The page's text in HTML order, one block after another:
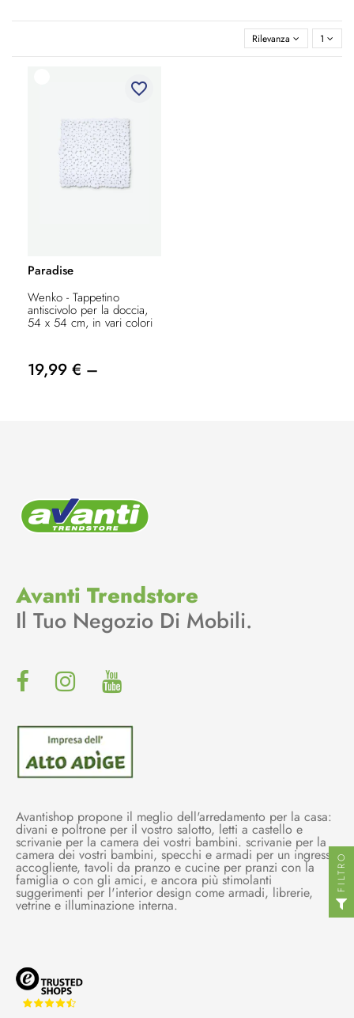
Rilevanza 1
favorite_border
Paradise
Wenko - Tappetino
antiscivolo per la doccia,
54 x 54 cm, in vari colori
19,99 € –
Avanti Trendstore
Il Tuo Negozio Di Mobili.
Avantishop propone il meglio dell'arredamento per la casa:
divani e poltrone per il vostro salotto, letti a castello e
scrivanie per la camera dei vostri bambini. scrivanie per la
camera dei vostri bambini, specchi e armadi per un ingresso
accogliente, tavoli da pranzo e cucine per pranzi con la
famiglia o con gli amici, e ancora più stimolanti
suggerimenti per l'interior design come armadi, librerie,
vetrine e illuminazione interna.
FILTRO